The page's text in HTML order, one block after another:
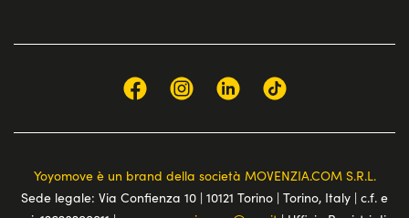
Yoyomove è un brand della società MOVENZIA.COM S.R.L.
Sede legale: Via Confienza 10 | 10121 Torino | Torino, Italy | c.f. e